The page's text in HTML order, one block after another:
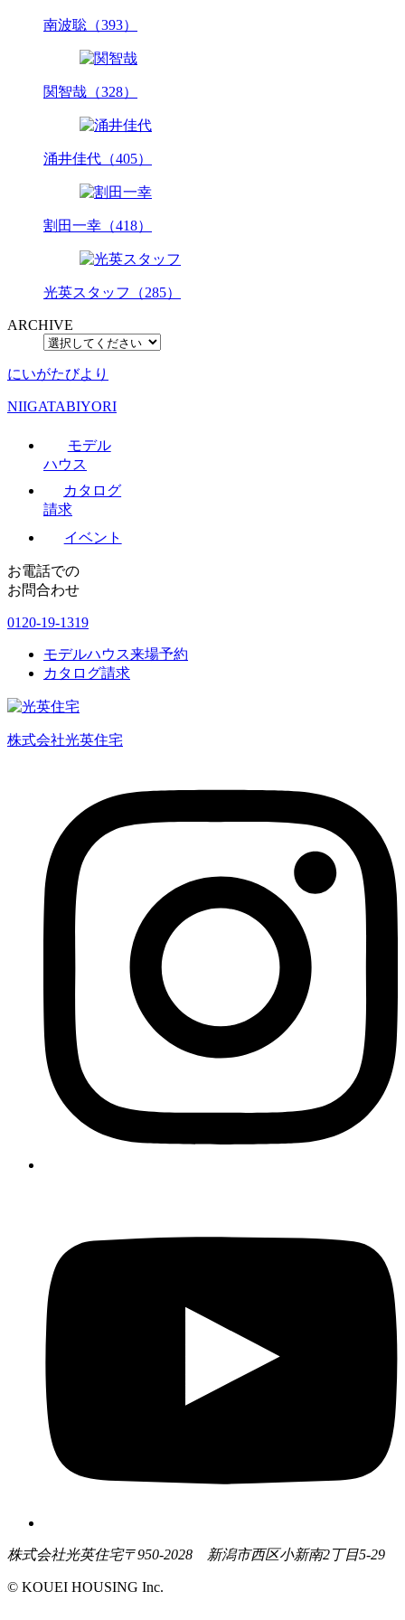
南波聡（393）
関智哉（328）
涌井佳代（405）
割田一幸（418）
光英スタッフ（285）
ARCHIVE
にいがたびより
NIIGATABIYORI
モデル
ハウス
カタログ
請求
イベント
お電話での
お問合わせ
0120-19-1319
モデルハウス来場予約
カタログ請求
株式会社光英住宅
株式会社光英住宅〒950-2028 新潟市西区小新南2丁目5-29
© KOUEI HOUSING Inc.